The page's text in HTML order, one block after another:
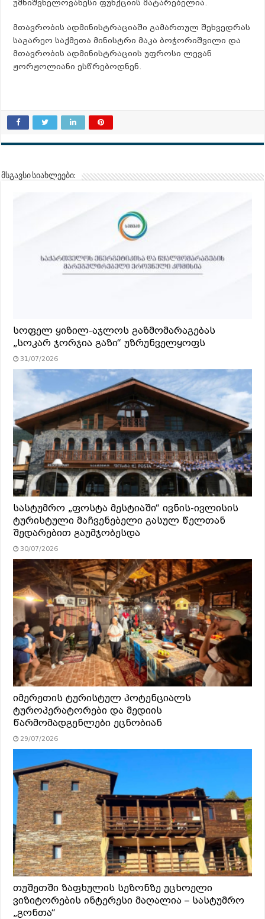
უმნიშვნელოვანესი ფუნქციის მატარებელია.
მთავრობის ადმინისტრაციაში გამართულ შეხვედრას
საგარეო საქმეთა მინისტრი მაკა ბოჭორიშვილი და
მთავრობის ადმინისტრაციის უფროსი ლევან
ჟორჟოლიანი ესწრებოდნენ.
მსგავსი სიახლეები:
სოფელ ყიზილ-აჯლოს გაზმომარაგებას
„სოკარ ჯორჯია გაზი“ უზრუნველყოფს
31/07/2026
სასტუმრო „ფოსტა მესტიაში“ ივნის-ივლისის
ტურისტული მაჩვენებელი გასულ წელთან
შედარებით გაუმჯობესდა
30/07/2026
იმერეთის ტურისტულ პოტენციალს
ტუროპერატორები და მედიის
წარმომადგენლები ეცნობიან
29/07/2026
თუშეთში ზაფხულის სეზონზე უცხოელი
ვიზიტორების ინტერესი მაღალია – სასტუმრო
„გონთა“